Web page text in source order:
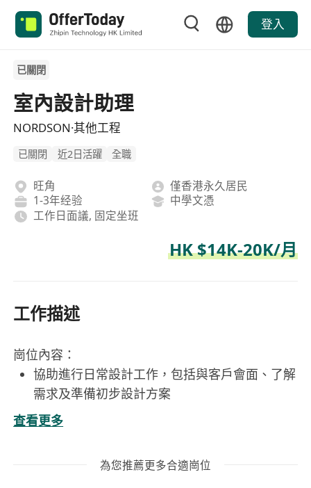
登入
已關閉
室內設計助理
NORDSON·其他工程
已關閉 近2日活躍 全職
旺角
僅香港永久居民
1-3年经验
中學文憑
工作日面議, 固定坐班
HK $14K-20K/月
工作描述
崗位內容：
協助進行日常設計工作，包括與客戶會面、了解
需求及準備初步設計方案
負責繪製平面圖、施工圖及3D效果圖，確保設
計方案清晰可執行
查看更多
為您推薦更多合適崗位